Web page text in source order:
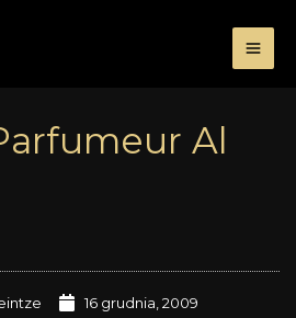
Al
16 grudnia, 2009